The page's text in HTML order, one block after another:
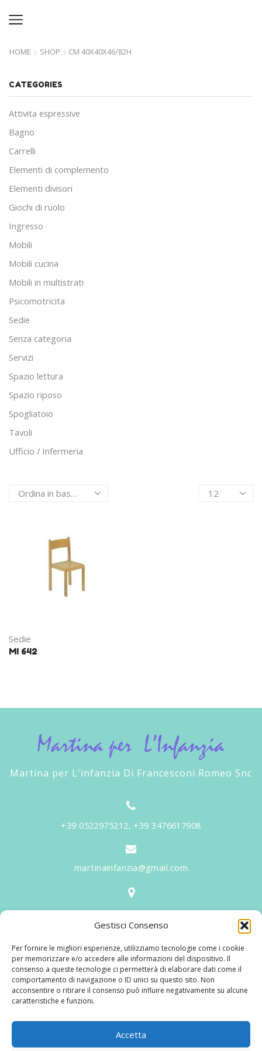
Gestisci Consenso
Per fornire le migliori esperienze, utilizziamo tecnologie come i cookie
per memorizzare e/o accedere alle informazioni del dispositivo. Il
consenso a queste tecnologie ci permetterà di elaborare dati come il
comportamento di navigazione o ID unici su questo sito. Non
acconsentire o ritirare il consenso può influire negativamente su alcune
caratteristiche e funzioni.
Accetta
HOME SHOP CM 40X40X46/82H
Products
Sedie
MI 642
CATEGORIES
Attivita espressive
Bagno
Carrelli
Elementi di complemento
Elementi divisori
Giochi di ruolo
Ingresso
Mobili
Mobili cucina
Mobili in multistrati
Psicomotricita
Sedie
Senza categoria
Servizi
Spazio lettura
Spazio riposo
Spogliatoio
Tavoli
Ufficio / Infermeria
Martina per L'infanzia Di Francesconi Romeo Snc
+39 0522975212, +39 3476617908
martinainfanzia@gmail.com
V.le Tiziano, 20 - 42046 Reggiolo
Martina per l'Infanzia, un nome ed un progetto che
nasce prima di tutto da una provata esperienza
maturata sul campo dal suo fondatore in 25 anni di
lavoro. La didattica rivolta al bambino nei suoi primi
aggiornandone continuamente i progetti educativi.